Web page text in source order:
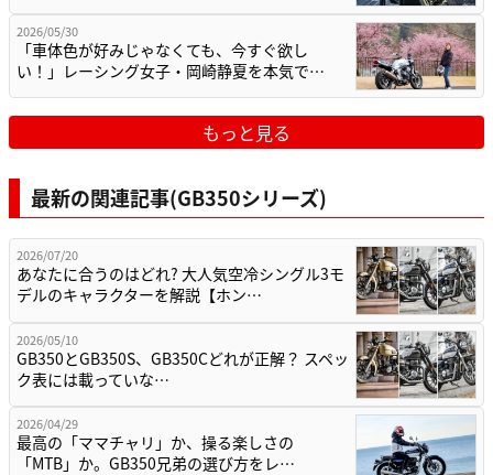
2026/05/30
「車体色が好みじゃなくても、今すぐ欲し
い！」レーシング女子・岡崎静夏を本気で…
もっと見る
最新の関連記事(GB350シリーズ)
2026/07/20
あなたに合うのはどれ? 大人気空冷シングル3モ
デルのキャラクターを解説【ホン…
2026/05/10
GB350とGB350S、GB350Cどれが正解？ スペッ
ク表には載っていな…
2026/04/29
最高の「ママチャリ」か、操る楽しさの
「MTB」か。GB350兄弟の選び方をレ…